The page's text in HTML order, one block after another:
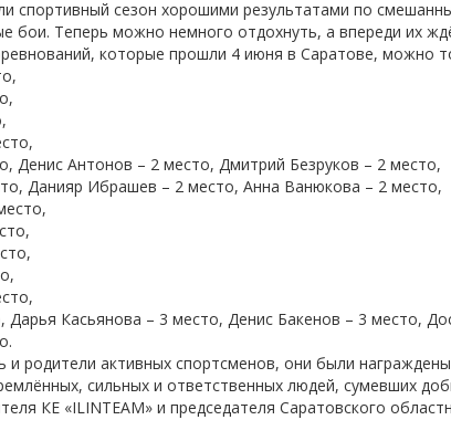
-
-
-
О
спортивный сезон хорошими результатами по
бои. Теперь можно немного отдохнуть, а впереди их
которые прошли 4 июня в Саратове, можно
Денис Антонов – 2 место, Дмитрий Безруков – 2 место,
Данияр Ибрашев – 2 место, Анна Ванюкова – 2 место,
Дарья Касьянова – 3 место, Денис Бакенов – 3 место,
и родители активных спортсменов, они были
сильных и ответственных людей, сумевших
КЕ «ILINTEAM» и председателя Саратовского